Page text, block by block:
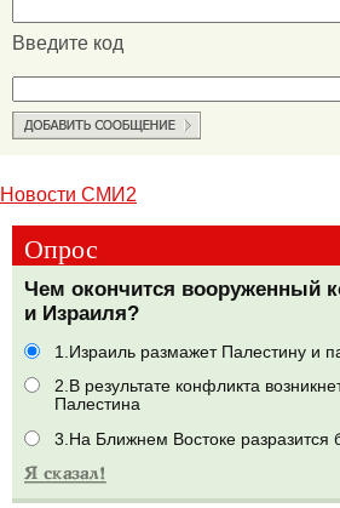
Введите код
Новости СМИ2
Опрос
Чем окончится вооруженный
и Израиля?
1.Израиль размажет Палестину и
2.В результате конфликта
Палестина
3.На Ближнем Востоке разразится